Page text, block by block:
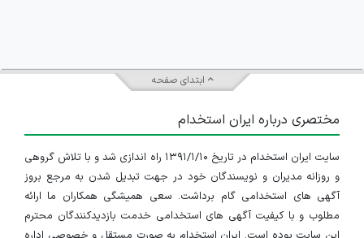
ابتدای صفحه
مختصری درباره ایران استخدام
سایت ایران استخدام در تاریخ ۱۳۹۱/۱/۱۰ راه اندازی شد و با تلاش گروهی
و روزانه مدیران و نویسندگان خود در جهت تبدیل شدن به مرجع بروز
آگهی های استخدامی گام برداشت. سعی همیشگی همکاران ما ارائه
مطلوب و با کیفیت آگهی های استخدامی خدمت بازدیدکنندگان محترم